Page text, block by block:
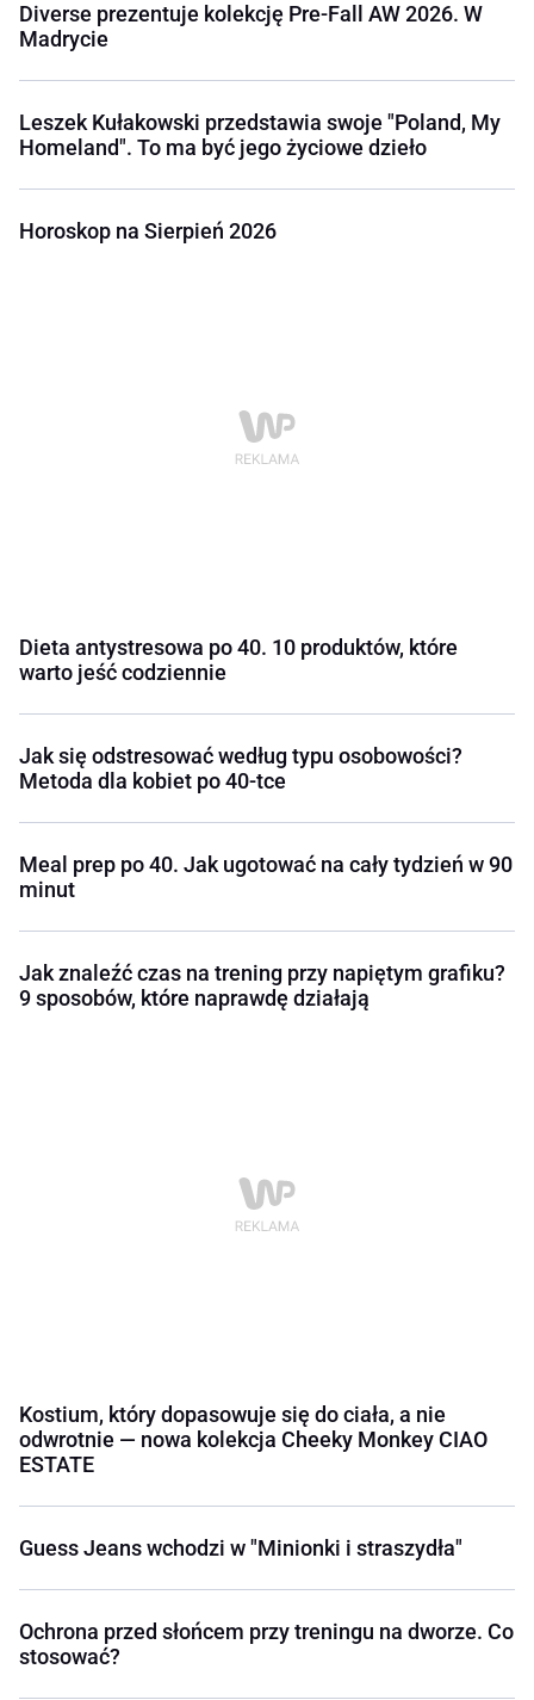
Diverse prezentuje kolekcję Pre-Fall AW 2026. W
Madrycie
Leszek Kułakowski przedstawia swoje "Poland, My
Homeland". To ma być jego życiowe dzieło
Horoskop na Sierpień 2026
Dieta antystresowa po 40. 10 produktów, które
warto jeść codziennie
Jak się odstresować według typu osobowości?
Metoda dla kobiet po 40-tce
Meal prep po 40. Jak ugotować na cały tydzień w 90
minut
Jak znaleźć czas na trening przy napiętym grafiku?
9 sposobów, które naprawdę działają
Kostium, który dopasowuje się do ciała, a nie
odwrotnie — nowa kolekcja Cheeky Monkey CIAO
ESTATE
Guess Jeans wchodzi w "Minionki i straszydła"
Ochrona przed słońcem przy treningu na dworze. Co
stosować?